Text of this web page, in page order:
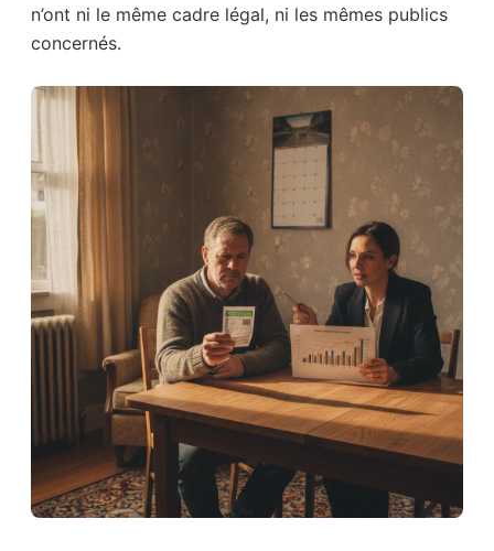
n’ont ni le même cadre légal, ni les mêmes publics
concernés.